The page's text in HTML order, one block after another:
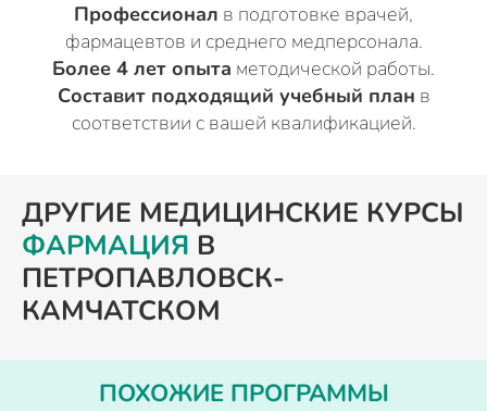
Профессионал в подготовке врачей,
фармацевтов и среднего медперсонала.
Более 4 лет опыта методической работы.
Составит подходящий учебный план в
соответствии с вашей квалификацией.
ДРУГИЕ МЕДИЦИНСКИЕ КУРСЫ
ФАРМАЦИЯ В
ПЕТРОПАВЛОВСК-
КАМЧАТСКОМ
ПОХОЖИЕ ПРОГРАММЫ